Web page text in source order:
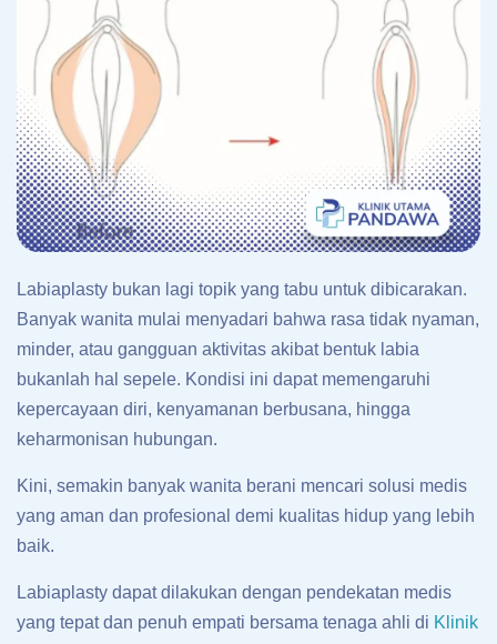
Labiaplasty bukan lagi topik yang tabu untuk dibicarakan.
Banyak wanita mulai menyadari bahwa rasa tidak nyaman,
minder, atau gangguan aktivitas akibat bentuk labia
bukanlah hal sepele. Kondisi ini dapat memengaruhi
kepercayaan diri, kenyamanan berbusana, hingga
keharmonisan hubungan.
Kini, semakin banyak wanita berani mencari solusi medis
yang aman dan profesional demi kualitas hidup yang lebih
baik.
Labiaplasty dapat dilakukan dengan pendekatan medis
yang tepat dan penuh empati bersama tenaga ahli di Klinik